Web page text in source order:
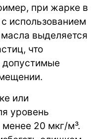
при жарке в
использованием
выделяется
что
допустимые
или
уровень
менее 20 мкг/м³.